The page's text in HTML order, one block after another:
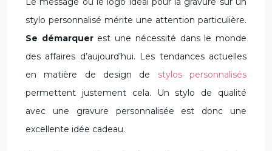
stylo personnalisé mérite une attention particulière.
Se démarquerest une nécessité dans le monde
des affaires d’aujourd’hui. Les tendances actuelles
en matière de design de stylos personnalisés
permettent justement cela. Un stylo de qualité
avec une gravure personnalisée est donc une
excellente idée cadeau.